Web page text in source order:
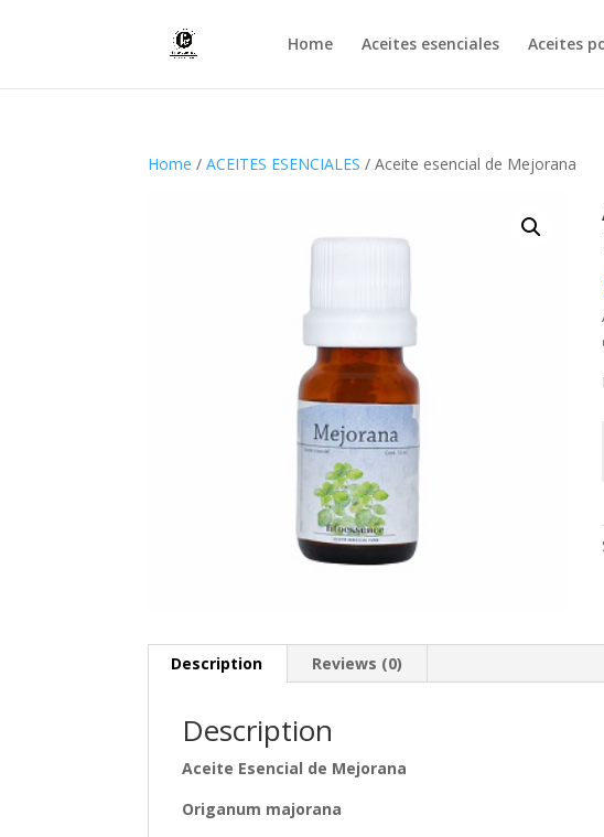
Home Aceites esenciales Aceites
Home /ACEITES ESENCIALES / Aceite esencial de Mejorana
Description Reviews (0)
Description
Aceite Esencial de Mejorana
Origanum majorana